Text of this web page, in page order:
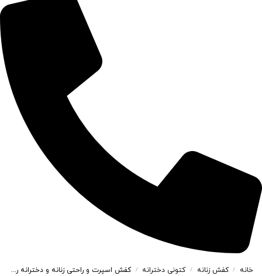
خانه / کفش زنانه / کتونی دخترانه / کفش اسپرت و راحتی زنانه و دخترانه رنگ مشکی کرم کد M146